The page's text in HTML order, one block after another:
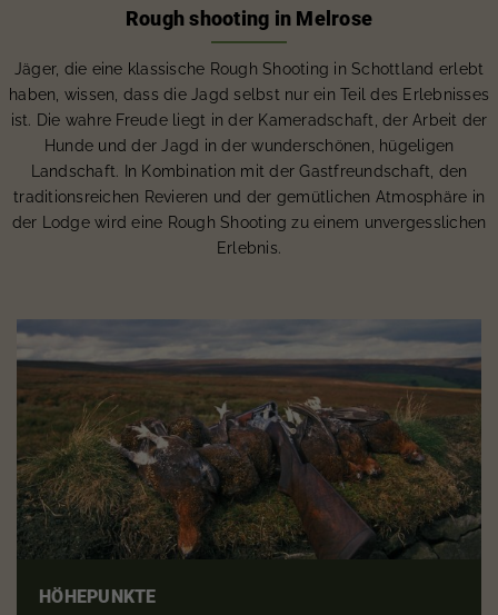
Rough shooting in Melrose
Jäger, die eine klassische Rough Shooting in Schottland erlebt
haben, wissen, dass die Jagd selbst nur ein Teil des Erlebnisses
ist. Die wahre Freude liegt in der Kameradschaft, der Arbeit der
Hunde und der Jagd in der wunderschönen, hügeligen
Landschaft. In Kombination mit der Gastfreundschaft, den
traditionsreichen Revieren und der gemütlichen Atmosphäre in
der Lodge wird eine Rough Shooting zu einem unvergesslichen
Erlebnis.
HÖHEPUNKTE